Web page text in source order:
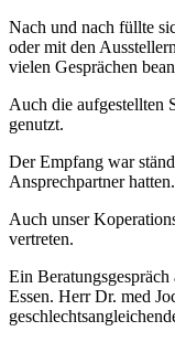
Nach und nach füllte
oder mit den
vielen Gesprächen
Auch die aufgestellten
genutzt.
Der Empfang war
Ansprechpartner hatten.
Auch unser
vertreten.
Ein
Essen. Herr Dr. med